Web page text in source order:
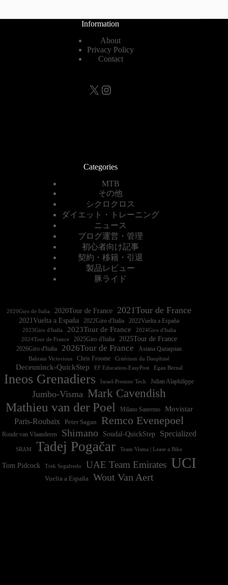
Information
About
Privacy Policy
Contact
X Instagram
Categories
MTB
その他
シクロクロス
ダイエット・トレーニング
ニュース
ブログ運営・管理
初心者向け記事
契約・移籍・引退
製品レビュー
豚ライド
2020Giro de Italia 2020Tour de France 2021Tour de France
2021Vuelta a España 2022Vuelta a España
2023Giro d'Italia 2023Tour de France
2024Tour de France
2025Giro d'Italia 2025Tour de France
2026Giro d'Italia 2026Tour de France Astana Qazaqstan
Bahrain Victorious Chris Froome Critérium du Dauphiné
Deceuninck-QuickStep EF Education-EasyPost Egan Bernal
Ineos Grenadiers Israel-Premier Tech Julian Alaphilippe
Jumbo-Visma Mark Cavendish
Mathieu van der Poel Milano Sanremo
Movistar
Paris-Roubaix
Peter Sagan Remco Evenepoel
Ronde van Vlaanderen Shimano Soudal-QuickStep Specialized
SRAM Tadej Pogačar Team Visma | Lease a Bike
Tom Pidcock Trek Segafredo UAE Team Emirates UCI
Vuelta a España Wout Van Aert